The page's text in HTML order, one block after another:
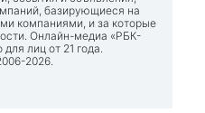
базирующиеся на
компаниями, и за которые
Онлайн-медиа «РБК-
лиц от 21 года.
2026.